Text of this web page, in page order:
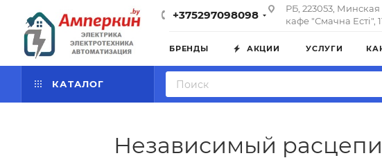
+375297098098
РБ, 223053,
кафе "Смачна Естi",
БРЕНДЫ АКЦИИ УСЛУГИ
КАТАЛОГ
Независимый